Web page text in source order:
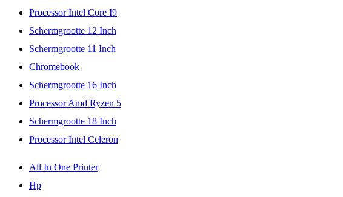
Processor Intel Core I9
Schermgrootte 12 Inch
Schermgrootte 11 Inch
Chromebook
Schermgrootte 16 Inch
Processor Amd Ryzen 5
Schermgrootte 18 Inch
Processor Intel Celeron
All In One Printer
Hp